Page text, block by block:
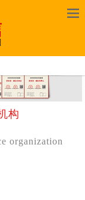
构
organization